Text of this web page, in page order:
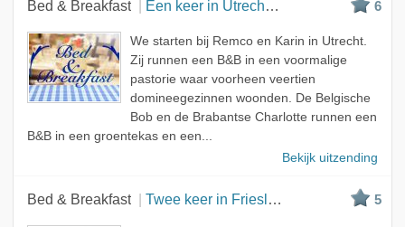
Bed & Breakfast Een keer in Utrecht, twee keer in Noord-Brabant 6
We starten bij Remco en Karin in Utrecht.
Zij runnen een B&B in een voormalige
pastorie waar voorheen veertien
domineegezinnen woonden. De Belgische
Bob en de Brabantse Charlotte runnen een
B&B in een groentekas en een...
Bekijk uitzending
Bed & Breakfast Twee keer in Friesland, een keer in Drenthe 5